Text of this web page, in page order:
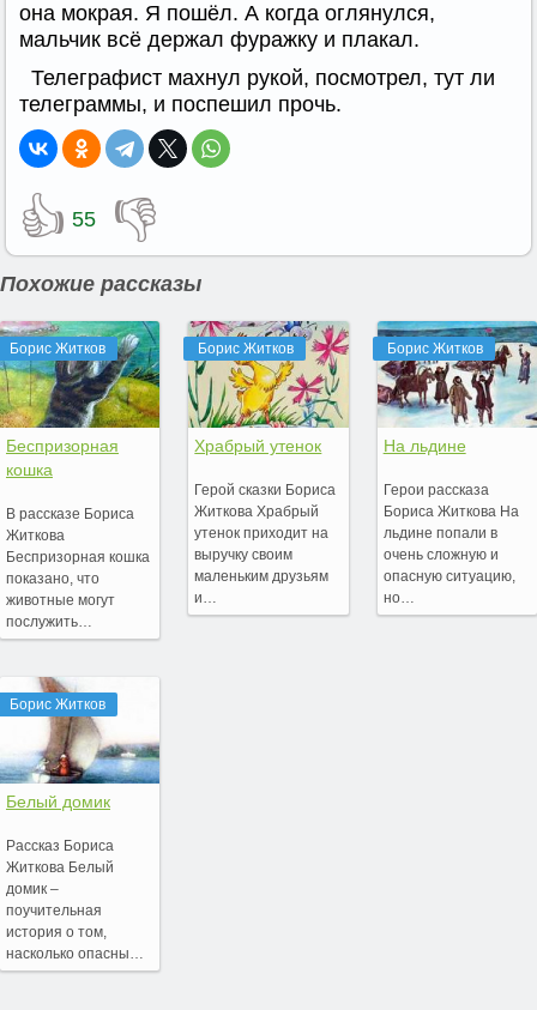
она мокрая. Я пошёл. А когда оглянулся,
мальчик всё держал фуражку и плакал.
Телеграфист махнул рукой, посмотрел, тут ли
телеграммы, и поспешил прочь.
👍 55 👎
Похожие рассказы
Борис Житков
Беспризорная
кошка
В рассказе Бориса
Житкова
Беспризорная кошка
показано, что
животные могут
послужить…
Борис Житков
Белый домик
Рассказ Бориса
Житкова Белый
домик –
поучительная
история о том,
насколько опасны…
Борис Житков
Храбрый утенок
Герой сказки Бориса
Житкова Храбрый
утенок приходит на
выручку своим
маленьким друзьям
и…
Борис Житков
На льдине
Герои рассказа
Бориса Житкова На
льдине попали в
очень сложную и
опасную ситуацию,
но…